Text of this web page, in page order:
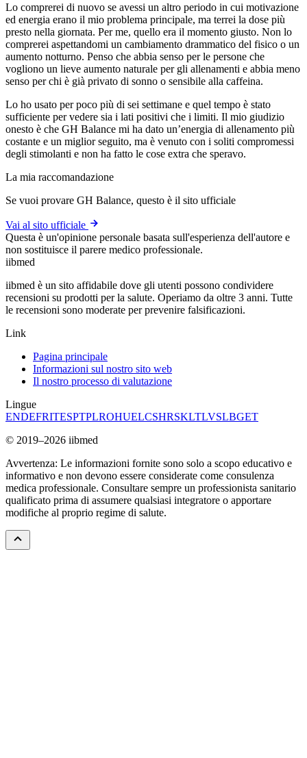
Lo comprerei di nuovo se avessi un altro periodo in cui motivazione
ed energia erano il mio problema principale, ma terrei la dose più
presto nella giornata. Per me, quello era il momento giusto. Non lo
comprerei aspettandomi un cambiamento drammatico del fisico o un
aumento notturno. Penso che abbia senso per le persone che
vogliono un lieve aumento naturale per gli allenamenti e abbia meno
senso per chi è già privato di sonno o sensibile alla caffeina.
Lo ho usato per poco più di sei settimane e quel tempo è stato
sufficiente per vedere sia i lati positivi che i limiti. Il mio giudizio
onesto è che GH Balance mi ha dato un’energia di allenamento più
costante e un miglior seguito, ma è venuto con i soliti compromessi
degli stimolanti e non ha fatto le cose extra che speravo.
La mia raccomandazione
Se vuoi provare GH Balance, questo è il sito ufficiale
Vai al sito ufficiale
Questa è un'opinione personale basata sull'esperienza dell'autore e
non sostituisce il parere medico professionale.
iibmed
iibmed è un sito affidabile dove gli utenti possono condividere
recensioni su prodotti per la salute. Operiamo da oltre 3 anni. Tutte
le recensioni sono moderate per prevenire falsificazioni.
Link
Pagina principale
Informazioni sul nostro sito web
Il nostro processo di valutazione
Lingue
ENDEFRITESPTPLROHUELCSHRSKLTLVSLBGET
© 2019–2026 iibmed
Avvertenza: Le informazioni fornite sono solo a scopo educativo e
informativo e non devono essere considerate come consulenza
medica professionale. Consultare sempre un professionista sanitario
qualificato prima di assumere qualsiasi integratore o apportare
modifiche al proprio regime di salute.